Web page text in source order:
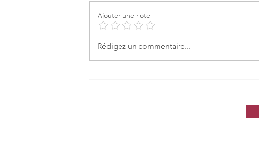
Ajouter une note
Rédigez un commentaire...